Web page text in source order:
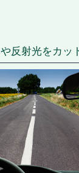
反射光をカッ